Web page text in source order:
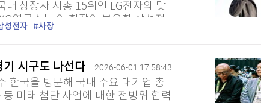
내 상장사 시총 15위인 LG전자와 맞
연구소는 이 회장이 보유한 삼성전
성화재·삼성전자 우선주 등...
성전자 사장
시구도 나선다 2026-06-01 17:58:43
한국을 방문해 국내 주요 대기업 총
미래 첨단 사업에 대한 전방위 협력